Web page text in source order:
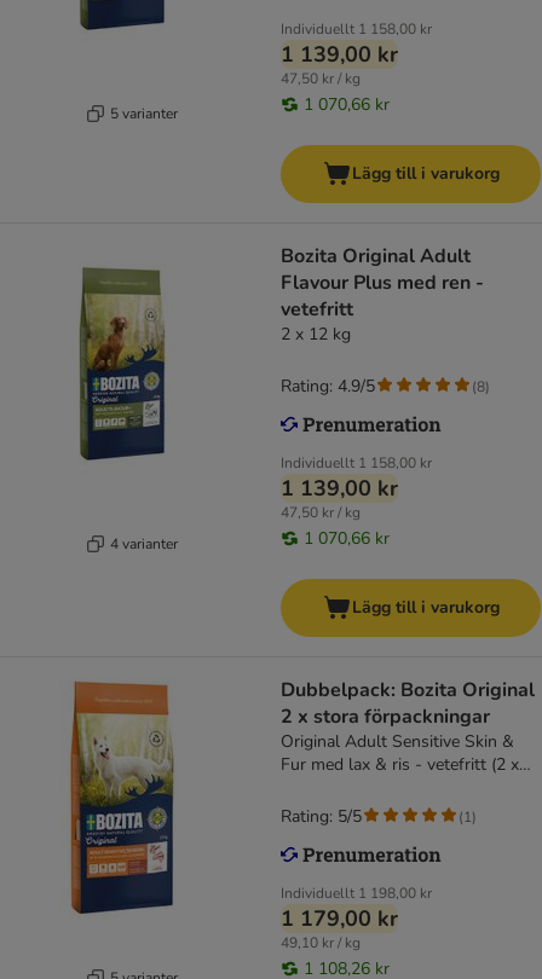
5 varianter
Individuellt 1 158,00 kr
1 139,00 kr
47,50 kr / kg
1 070,66 kr
Lägg till i varukorg
4 varianter
Bozita Original Adult
Flavour Plus med ren -
vetefritt
2 x 12 kg
Individuellt 1 158,00 kr
1 139,00 kr
47,50 kr / kg
1 070,66 kr
Rating: 4.9/5 (8)
Lägg till i varukorg
Dubbelpack: Bozita Original
2 x stora förpackningar
Original Adult Sensitive Skin &
Fur med lax & ris - vetefritt (2 x
Individuellt 1 198,00 kr
1 179,00 kr
49,10 kr / kg
1 108,26 kr
Rating: 5/5 (1)